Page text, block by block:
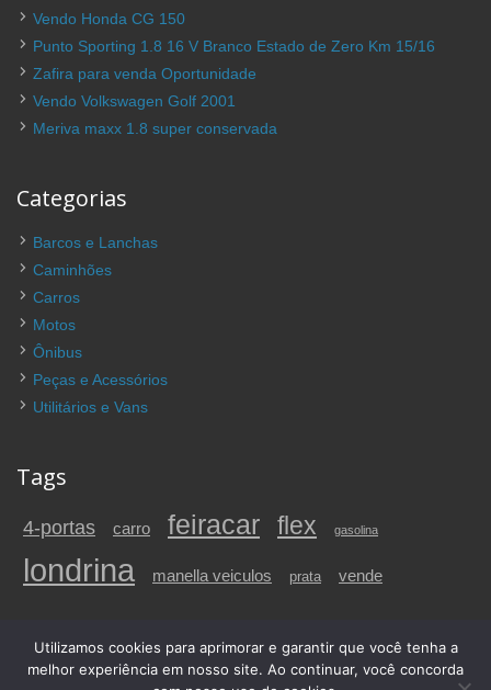
Vendo Honda CG 150
Punto Sporting 1.8 16 V Branco Estado de Zero Km 15/16
Zafira para venda Oportunidade
Vendo Volkswagen Golf 2001
Meriva maxx 1.8 super conservada
Categorias
Barcos e Lanchas
Caminhões
Carros
Motos
Ônibus
Peças e Acessórios
Utilitários e Vans
Tags
4-portas carro feiracar flex gasolina
londrina manella veiculos prata vende
© 2026 Carros a venda em Londrina e região, PR | FeiraCar. Todos os
direitos reservados.
Utilizamos cookies para aprimorar e garantir que você tenha a
melhor experiência em nosso site. Ao continuar, você concorda